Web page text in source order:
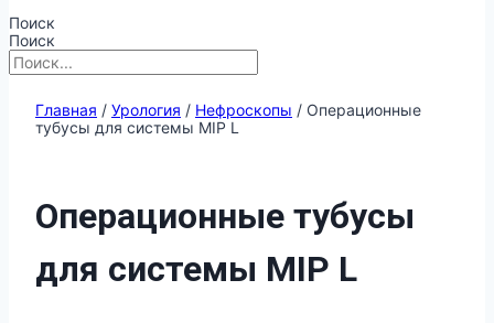
Поиск
Поиск
Главная / Урология / Нефроскопы / Операционные
тубусы для системы MIP L
Операционные тубусы
для системы MIP L